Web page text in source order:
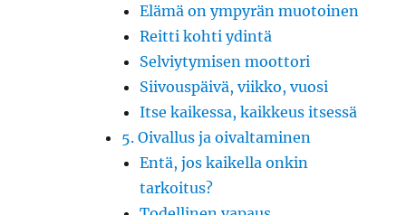
Elämä on ympyrän muotoinen
Reitti kohti ydintä
Selviytymisen moottori
Siivouspäivä, viikko, vuosi
Itse kaikessa, kaikkeus itsessä
5. Oivallus ja oivaltaminen
Entä, jos kaikella onkin
tarkoitus?